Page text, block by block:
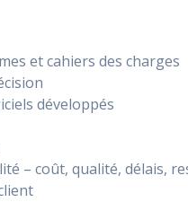
et cahiers des charges
développés
– coût, qualité, délais,